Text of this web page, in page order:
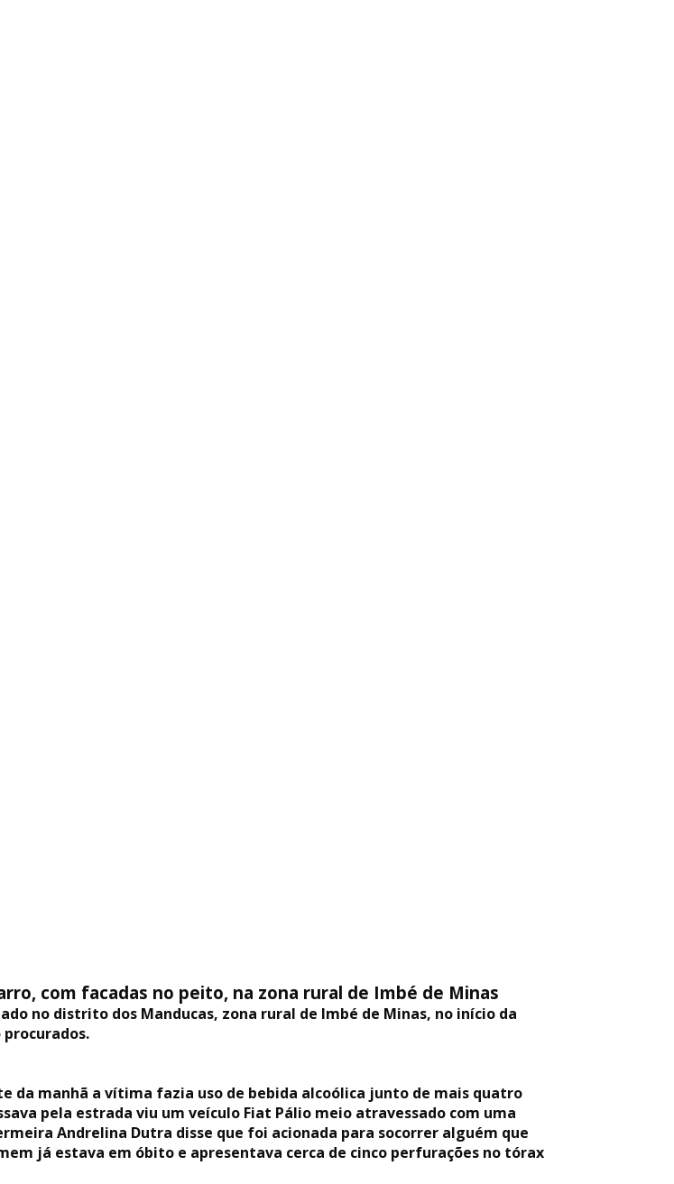
com facadas no peito, na zona rural de Imbé de Minas
no distrito dos Manducas, zona rural de Imbé de Minas, no início da
da manhã a vítima fazia uso de bebida alcoólica junto de mais quatro
pela estrada viu um veículo Fiat Pálio meio atravessado com uma
Andrelina Dutra disse que foi acionada para socorrer alguém que
já estava em óbito e apresentava cerca de cinco perfurações no tórax